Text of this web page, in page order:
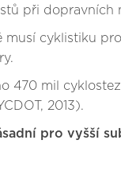
při
cyklistiku
470 mil
2013).
pro vyšší